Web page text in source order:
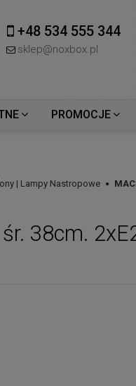
+48 534 555 344
sklep@noxbox.pl
PROMOCJE
| Lampy Nastropowe
38cm.